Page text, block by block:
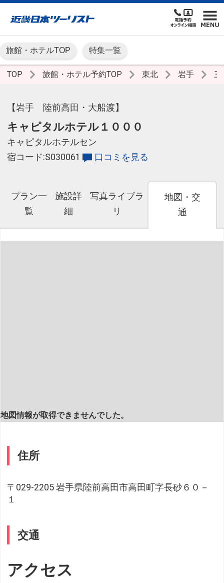
旅館・ホテルTOP 特集一覧
TOP 旅館・ホテル予約TOP 東北 岩手
【岩手 陸前高田・大船渡】
キャピタルホテル１０００
キャピタルホテルセン
宿コード:S030061
口コミを見る
プラン一
覧
施設詳
細
写真ライブラ
リ
地図・交
通
地図情報が取得できませんでした。
住所
〒029-2205 岩手県陸前高田市高田町字長砂６０－
１
交通
アクセス